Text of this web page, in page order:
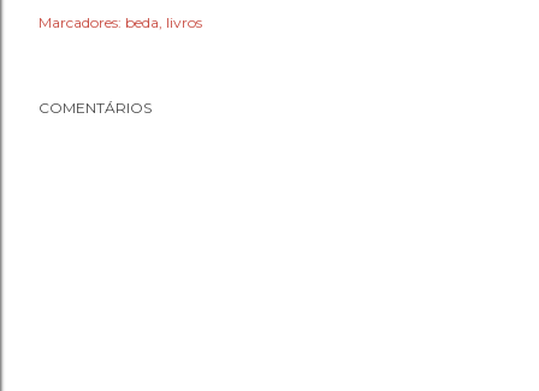
Marcadores: beda livros
COMENTÁRIOS